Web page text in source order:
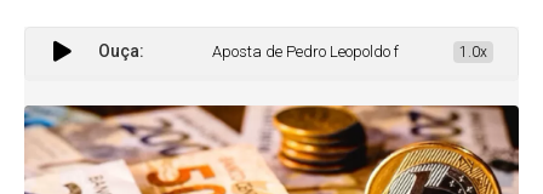
Ouça: Aposta de Pedro Leopoldo fatura mais de R$ 205 mil
1.0x